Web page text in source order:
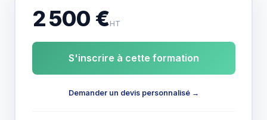
2 500 €HT
S'inscrire à cette formation
Demander un devis personnalisé →